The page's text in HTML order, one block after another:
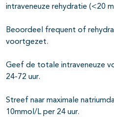
intraveneuze rehydratie (<20
Beoordeel frequent of
voortgezet.
Geef de totale intraveneuze
24-72 uur.
Streef naar maximale
10mmol/L per 24 uur.